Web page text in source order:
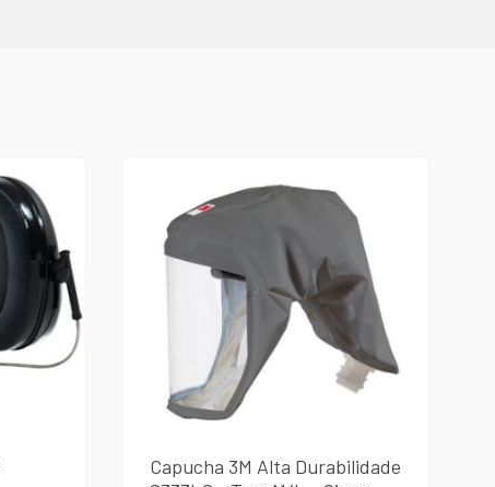
Capucha 3M Alta Durabilidade